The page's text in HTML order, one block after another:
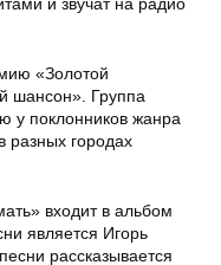
«Золотой
шансон». Группа
у поклонников жанра
разных городах
входит в альбом
является Игорь
рассказывается